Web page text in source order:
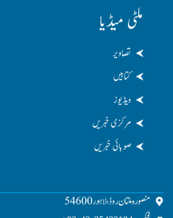
ملٹی میڈیا
تصاویر
کتابیں
ویڈیوز
مرکزی خبریں
صوبائی خبریں
منصورہ ملتان روڈ، لاہور 54600